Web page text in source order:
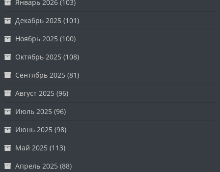
Январь 2026 (103)
Декабрь 2025 (101)
Ноябрь 2025 (100)
Октябрь 2025 (108)
Сентябрь 2025 (81)
Август 2025 (96)
Июль 2025 (96)
Июнь 2025 (98)
Май 2025 (113)
Апрель 2025 (88)